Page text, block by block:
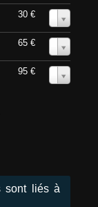
30 €
65 €
95 €
sont liés à